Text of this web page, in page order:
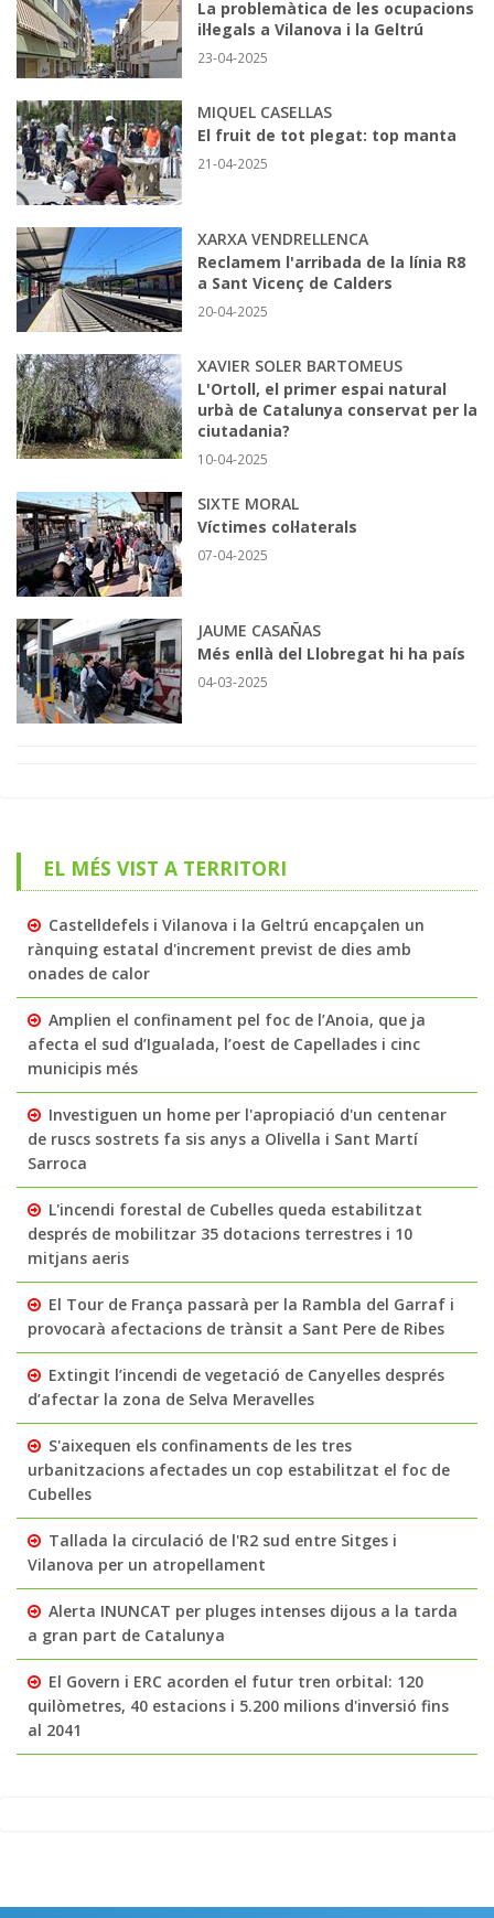
La problemàtica de les ocupacions
il·legals a Vilanova i la Geltrú
23-04-2025
MIQUEL CASELLAS
El fruit de tot plegat: top manta
21-04-2025
XARXA VENDRELLENCA
Reclamem l'arribada de la línia R8
a Sant Vicenç de Calders
20-04-2025
XAVIER SOLER BARTOMEUS
L'Ortoll, el primer espai natural
urbà de Catalunya conservat per la
ciutadania?
10-04-2025
SIXTE MORAL
Víctimes col·laterals
07-04-2025
JAUME CASAÑAS
Més enllà del Llobregat hi ha país
04-03-2025
EL MÉS VIST A TERRITORI
Castelldefels i Vilanova i la Geltrú encapçalen un
rànquing estatal d'increment previst de dies amb
onades de calor
Amplien el confinament pel foc de l’Anoia, que ja
afecta el sud d’Igualada, l’oest de Capellades i cinc
municipis més
Investiguen un home per l'apropiació d'un centenar
de ruscs sostrets fa sis anys a Olivella i Sant Martí
Sarroca
L'incendi forestal de Cubelles queda estabilitzat
després de mobilitzar 35 dotacions terrestres i 10
mitjans aeris
El Tour de França passarà per la Rambla del Garraf i
provocarà afectacions de trànsit a Sant Pere de Ribes
Extingit l’incendi de vegetació de Canyelles després
d’afectar la zona de Selva Meravelles
S'aixequen els confinaments de les tres
urbanitzacions afectades un cop estabilitzat el foc de
Cubelles
Tallada la circulació de l'R2 sud entre Sitges i
Vilanova per un atropellament
Alerta INUNCAT per pluges intenses dijous a la tarda
a gran part de Catalunya
El Govern i ERC acorden el futur tren orbital: 120
quilòmetres, 40 estacions i 5.200 milions d'inversió fins
al 2041